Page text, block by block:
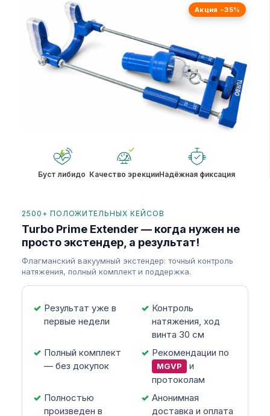
Акция −35%
Буст либидо Качество эрекцииНадёжная фиксация
2500+ ПОЛОЖИТЕЛЬНЫХ КЕЙСОВ
Turbo Prime Extender — когда нужен не
просто экстендер, а результат!
Флагманский вакуумный экстендер: точный контроль
натяжения, полный комплект и поддержка.
Результат уже в
первые недели
Контроль
натяжения, ход
винта 30 см
Полный комплект
— без докупок
Рекомендации по
MGVP
и
протоколам
Полностью
произведен в
Анонимная
доставка и оплата